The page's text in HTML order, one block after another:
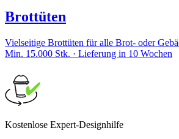
Brottüten
Vielseitige Brottüten für alle Brot- oder
Min. 15.000 Stk. · Lieferung in 10 Wochen
Kostenlose Expert-Designhilfe